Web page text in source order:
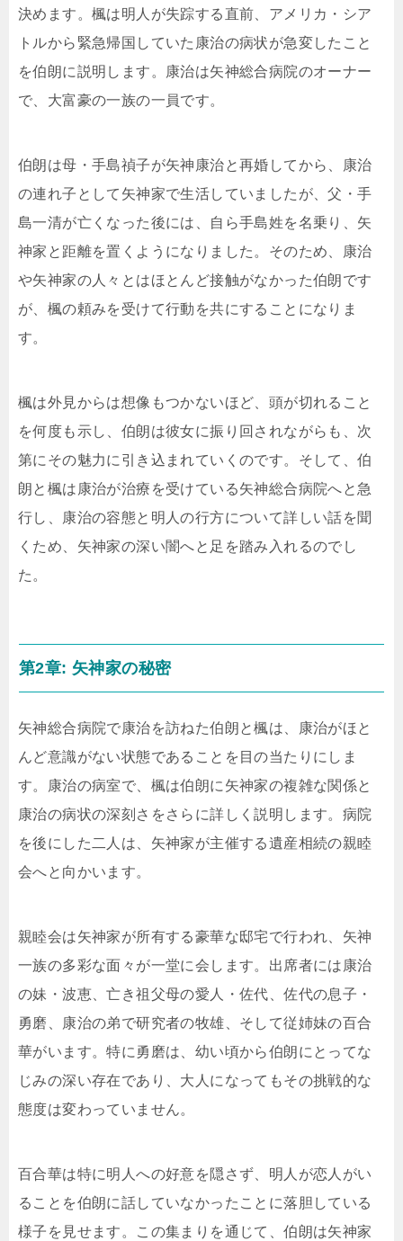
決めます。楓は明人が失踪する直前、アメリカ・シア
トルから緊急帰国していた康治の病状が急変したこと
を伯朗に説明します。康治は矢神総合病院のオーナー
で、大富豪の一族の一員です。
伯朗は母・手島禎子が矢神康治と再婚してから、康治
の連れ子として矢神家で生活していましたが、父・手
島一清が亡くなった後には、自ら手島姓を名乗り、矢
神家と距離を置くようになりました。そのため、康治
や矢神家の人々とはほとんど接触がなかった伯朗です
が、楓の頼みを受けて行動を共にすることになりま
す。
楓は外見からは想像もつかないほど、頭が切れること
を何度も示し、伯朗は彼女に振り回されながらも、次
第にその魅力に引き込まれていくのです。そして、伯
朗と楓は康治が治療を受けている矢神総合病院へと急
行し、康治の容態と明人の行方について詳しい話を聞
くため、矢神家の深い闇へと足を踏み入れるのでし
た。
第2章: 矢神家の秘密
矢神総合病院で康治を訪ねた伯朗と楓は、康治がほと
んど意識がない状態であることを目の当たりにしま
す。康治の病室で、楓は伯朗に矢神家の複雑な関係と
康治の病状の深刻さをさらに詳しく説明します。病院
を後にした二人は、矢神家が主催する遺産相続の親睦
会へと向かいます。
親睦会は矢神家が所有する豪華な邸宅で行われ、矢神
一族の多彩な面々が一堂に会します。出席者には康治
の妹・波恵、亡き祖父母の愛人・佐代、佐代の息子・
勇磨、康治の弟で研究者の牧雄、そして従姉妹の百合
華がいます。特に勇磨は、幼い頃から伯朗にとってな
じみの深い存在であり、大人になってもその挑戦的な
態度は変わっていません。
百合華は特に明人への好意を隠さず、明人が恋人がい
ることを伯朗に話していなかったことに落胆している
様子を見せます。この集まりを通じて、伯朗は矢神家